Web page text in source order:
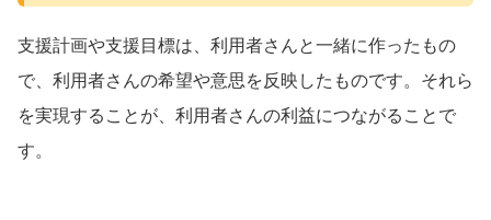
支援計画や支援目標は、利用者さんと一緒に作ったもの
で、利用者さんの希望や意思を反映したものです。それら
を実現することが、利用者さんの利益につながることで
す。